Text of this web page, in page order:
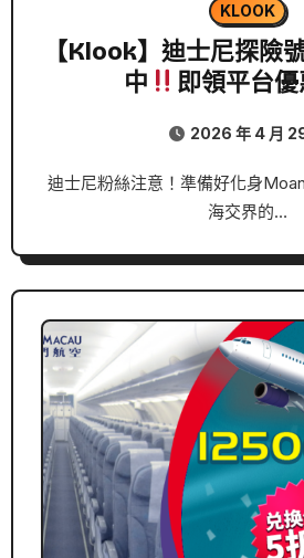
KLOOK
【Klook】迪士尼探險
中
即領平台優
2026 年 4 月
迪士尼粉絲注意！準備好化身Moana，展開一場探索天
海交界的…